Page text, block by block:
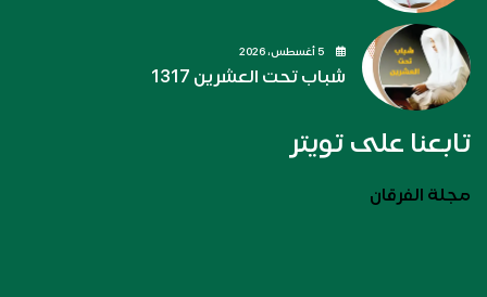
شباب تحت العشرين 1317
تابعنا على تويتر
مجلة الفرقان